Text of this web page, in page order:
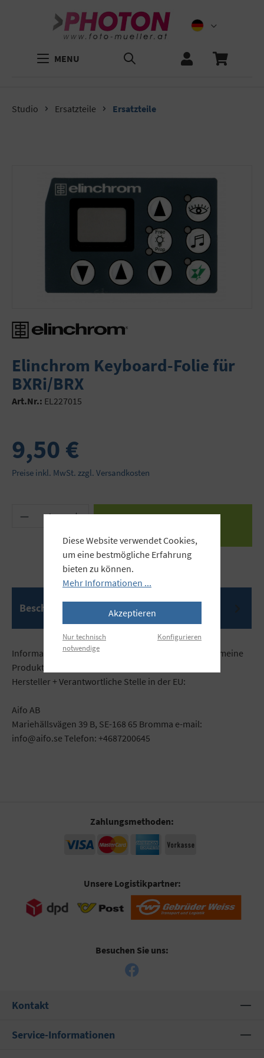
MENU
Studio Ersatzteile Ersatzteile
Elinchrom Keyboard-Folie für
BXRi/BRX
Art.Nr.: EL227015
9,50 €
Preise inkl. MwSt. zzgl. Versandkosten
Produkt Anzahl: Gib den gewünschten Wert
Beschreibung
Informationen gemäß der Verordnung über die allgemeine
Produktsicherheit (GPSR)
Hersteller + Verantwortliche Stelle in der EU:
Aifo AB
Mariehällsvägen 39 B, SE-168 65 Bromma e-mail:
info@aifo.se Telefon: +4687200645
Zahlungsmethoden:
Unsere Logistikpartner:
Besuchen Sie uns:
Kontakt
Service-Informationen
Diese Website verwendet Cookies,
um eine bestmögliche Erfahrung
bieten zu können.
Mehr Informationen ...
Akzeptieren
Nur technisch
notwendige
Konfigurieren